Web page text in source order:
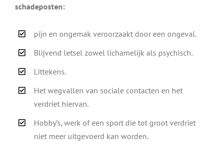
schadeposten:
pijn en ongemak veroorzaakt door een ongeval.
Blijvend letsel zowel lichamelijk als psychisch.
Littekens.
Het wegvallen van sociale contacten en het
verdriet hiervan.
Hobby’s, werk of een sport die tot groot verdriet
niet meer uitgevoerd kan worden.